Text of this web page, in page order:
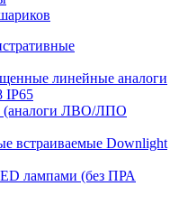
линейные аналоги
IP65
(аналоги ЛВО/ЛПО
встраиваемые Downlight
лампами (без ПРА